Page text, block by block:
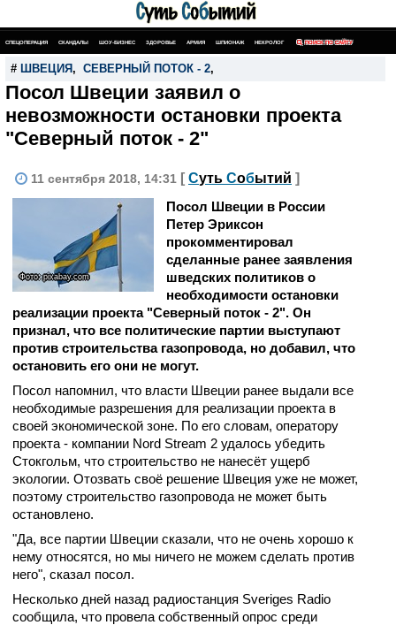
СПЕЦОПЕРАЦИЯ СКАНДАЛЫ ШОУ-БИЗНЕС ЗДОРОВЬЕ АРМИЯ ШПИОНАЖ НЕКРОЛОГ ПОИСК ПО САЙТУ
# ШВЕЦИЯ , СЕВЕРНЫЙ ПОТОК - 2,
Посол Швеции заявил о
невозможности остановки проекта
"Северный поток - 2"
11 сентября 2018, 14:31 [ Суть Событий ]
Фото: pixabay.com
Посол Швеции в России
Петер Эриксон
прокомментировал
сделанные ранее заявления
шведских политиков о
необходимости остановки
реализации проекта "Северный поток - 2". Он
признал, что все политические партии выступают
против строительства газопровода, но добавил, что
остановить его они не могут.
Посол напомнил, что власти Швеции ранее выдали все
необходимые разрешения для реализации проекта в
своей экономической зоне. По его словам, оператору
проекта - компании Nord Stream 2 удалось убедить
Стокгольм, что строительство не нанесёт ущерб
экологии. Отозвать своё решение Швеция уже не может,
поэтому строительство газопровода не может быть
остановлено.
"Да, все партии Швеции сказали, что не очень хорошо к
нему относятся, но мы ничего не можем сделать против
него", сказал посол.
Несколько дней назад радиостанция Sveriges Radio
сообщила, что провела собственный опрос среди